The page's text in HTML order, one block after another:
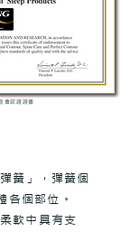
會認證證書
簧」，彈簧個
各個部位。
軟中具有支